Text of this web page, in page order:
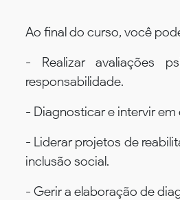
Ao final do curso, você
- Realizar avaliações
responsabilidade.
- Diagnosticar e intervir
- Liderar projetos de
inclusão social.
- Gerir a elaboração de